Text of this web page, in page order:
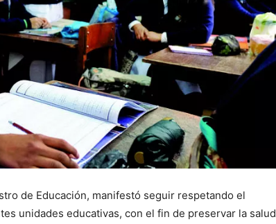
de Educación, manifestó seguir respetando el
unidades educativas, con el fin de preservar la salud